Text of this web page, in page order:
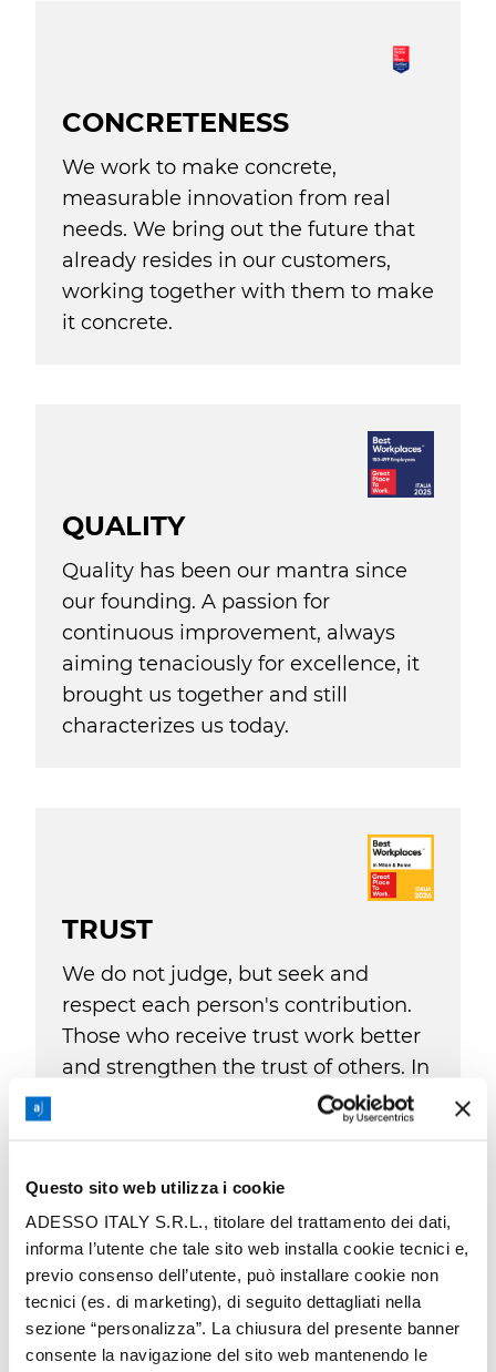
Questo sito web utilizza i cookie
ADESSO ITALY S.R.L., titolare del trattamento dei dati,
informa l’utente che tale sito web installa cookie tecnici e,
previo consenso dell’utente, può installare cookie non
tecnici (es. di marketing), di seguito dettagliati nella
sezione “personalizza”. La chiusura del presente banner
consente la navigazione del sito web mantenendo le
CONCRETENESS
We work to make concrete,
measurable innovation from real
needs. We bring out the future that
already resides in our customers,
working together with them to make
it concrete.
QUALITY
Quality has been our mantra since
our founding. A passion for
continuous improvement, always
aiming tenaciously for excellence, it
brought us together and still
characterizes us today.
TRUST
We do not judge, but seek and
respect each person's contribution.
Those who receive trust work better
and strengthen the trust of others. In
addition to skills, we bring our own
GROWTH